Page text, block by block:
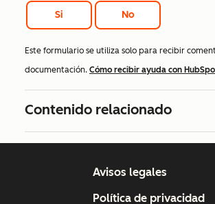
Si No
Este formulario se utiliza solo para recibir
documentación. Cómo recibir ayuda con
Contenido relacionado
Avisos legales
Política de privacidad